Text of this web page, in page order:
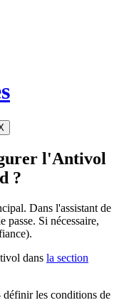
l'Antivol
?
Dans l'assistant de
Si nécessaire,
dans la section
les conditions de